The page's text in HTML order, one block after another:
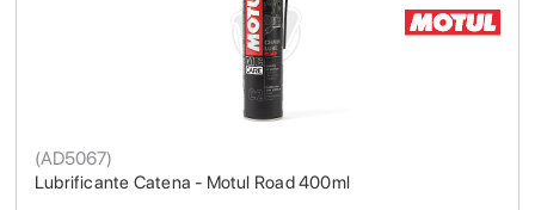
Lubrificante Catena - Motul Road 400ml
(AD5067)